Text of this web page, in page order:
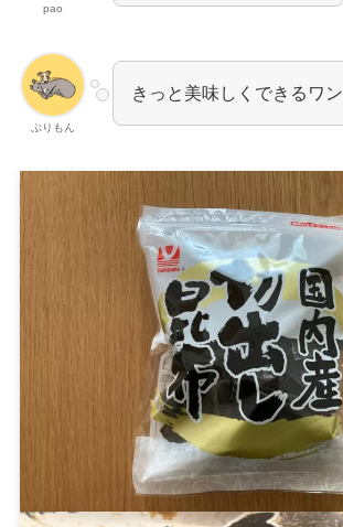
pao
ぶりもん
きっと美味しくできるワン